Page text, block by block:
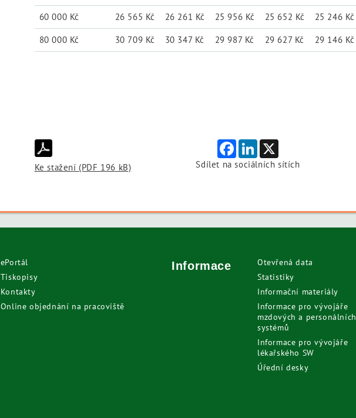
60 000 Kč 26 565 Kč 26 261 Kč 25 956 Kč 25 652 Kč 25 246 Kč
80 000 Kč 30 709 Kč 30 347 Kč 29 987 Kč 29 627 Kč 29 146 Kč
Ke stažení (PDF 196 kB)
Facebook
LinkedIn
X
Sdílet na sociálních sítích
ePortál
Tiskopisy
Kontakty
Online objednání na pracoviště
Informace
Otevřená data
Statistiky
Informační materiály
Informace pro vývojáře
mzdových a personálních
systémů
Informace pro vývojáře
lékařského SW
Úřední desky